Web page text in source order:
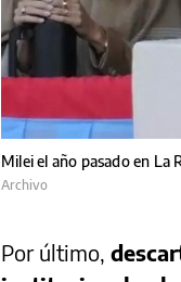
Milei el año pasado en La
Archivo
Por último,